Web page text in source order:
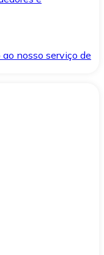
nosso serviço de